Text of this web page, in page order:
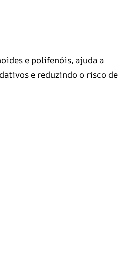
e polifenóis, ajuda a
e reduzindo o risco de